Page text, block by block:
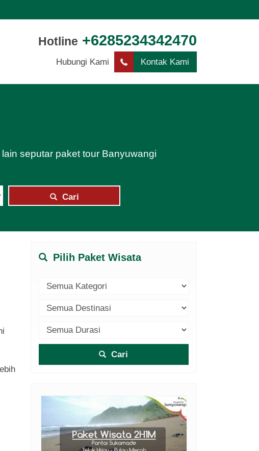
Hotline +6285234342470
Hubungi Kami Kontak Kami
seputar paket tour Banyuwangi
Cari
Pilih Paket Wisata
Cari